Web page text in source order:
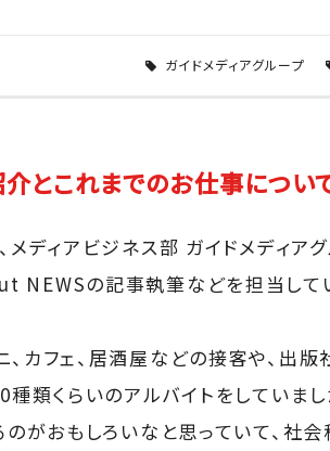
ガイドメディアグループ
とこれまでのお仕事につい
メディアビジネス部 ガイドメディ
NEWSの記事執筆などを担当して
カフェ、居酒屋などの接客や、出
類くらいのアルバイトをしていま
のがおもしろいなと思っていて、